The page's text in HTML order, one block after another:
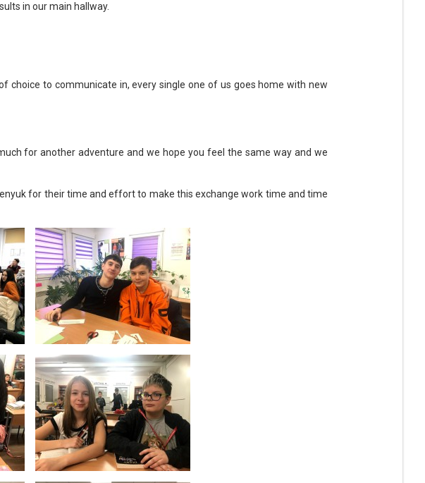
in our main hallway.
choice to communicate in, every single one of us goes home with new
for another adventure and we hope you feel the same way and we
for their time and effort to make this exchange work time and time